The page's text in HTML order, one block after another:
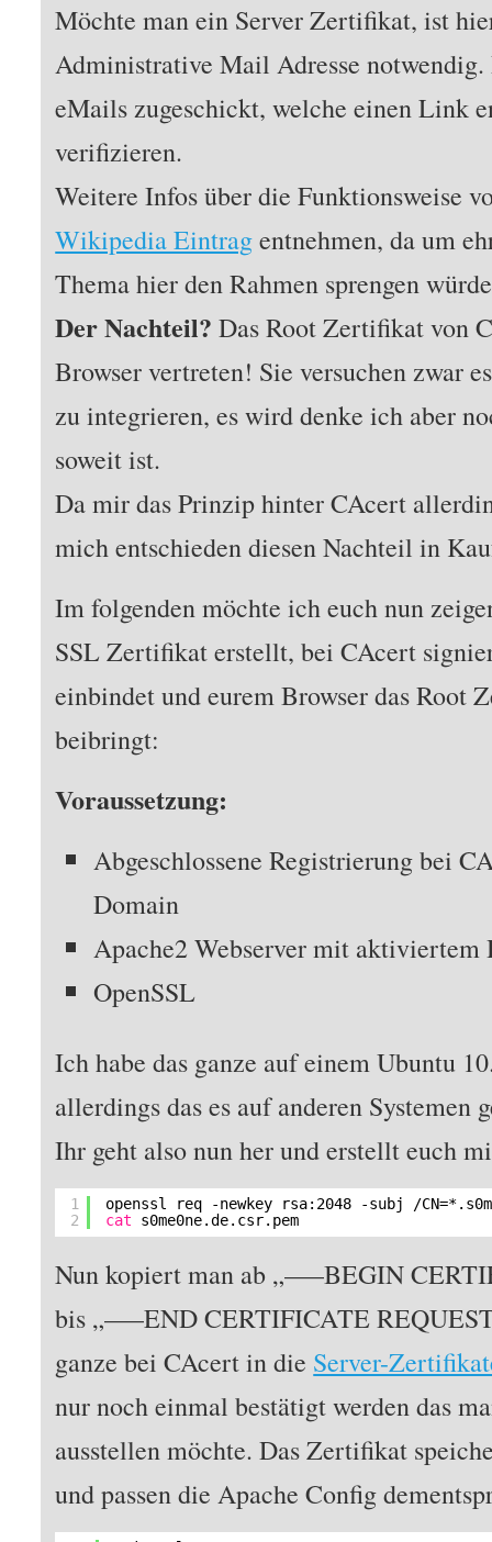
Möchte man ein Server Zertifikat, ist
Administrative Mail Adresse
eMails zugeschickt, welche einen Link
verifizieren.
Weitere Infos über die Funktionsweise
Wikipedia Eintragentnehmen, da um
Thema hier den Rahmen sprengen
Der Nachteil? Das Root Zertifikat von
Browser vertreten! Sie versuchen zwar
zu integrieren, es wird denke ich aber
soweit ist.
Da mir das Prinzip hinter CAcert
mich entschieden diesen Nachteil in
Im folgenden möchte ich euch nun
SSL Zertifikat erstellt, bei CAcert
einbindet und eurem Browser das Root
beibringt:
Voraussetzung:
Abgeschlossene Registrierung bei
Domain
Apache2 Webserver mit
OpenSSL
Ich habe das ganze auf einem Ubuntu
allerdings das es auf anderen
Ihr geht also nun her und erstellt euch
1
2
openssl req -newkey rsa:2048 -subj /CN
cat
s0me0ne.de.csr.pem
Nun kopiert man ab „—–BEGIN
bis „—–END CERTIFICATE
ganze bei CAcert in die Server-
nur noch einmal bestätigt werden das
ausstellen möchte. Das Zertifikat
und passen die Apache Config